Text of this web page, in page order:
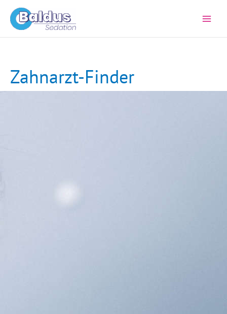
Inhalt
springen
Zahnarzt-Finder